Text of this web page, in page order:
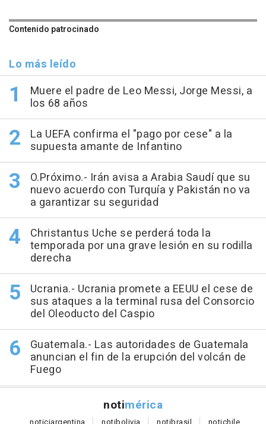
Contenido patrocinado
Lo más leído
Muere el padre de Leo Messi, Jorge Messi, a
los 68 años
La UEFA confirma el "pago por cese" a la
supuesta amante de Infantino
O.Próximo.- Irán avisa a Arabia Saudí que su
nuevo acuerdo con Turquía y Pakistán no va
a garantizar su seguridad
Christantus Uche se perderá toda la
temporada por una grave lesión en su rodilla
derecha
Ucrania.- Ucrania promete a EEUU el cese de
sus ataques a la terminal rusa del Consorcio
del Oleoducto del Caspio
Guatemala.- Las autoridades de Guatemala
anuncian el fin de la erupción del volcán de
Fuego
notimérica